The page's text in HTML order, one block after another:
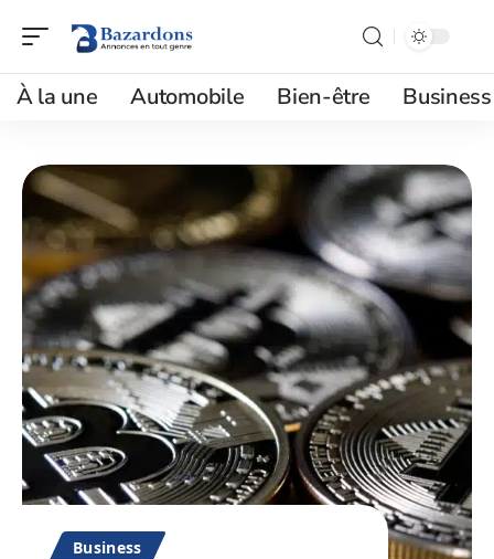
À la une Automobile Bien-être Business
Business